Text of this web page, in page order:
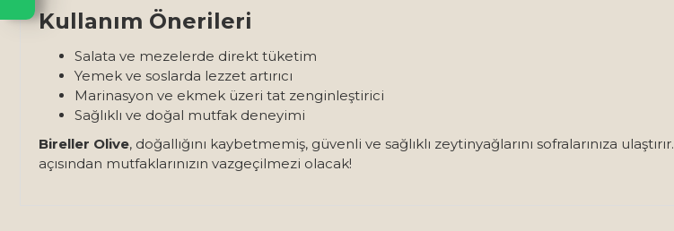
Kullanım Önerileri
Salata ve mezelerde direkt tüketim
Yemek ve soslarda lezzet artırıcı
Marinasyon ve ekmek üzeri tat zenginleştirici
Sağlıklı ve doğal mutfak deneyimi
Bireller Olive, doğallığını kaybetmemiş, güvenli ve sağlıklı zeytinyağlarını sofralarınıza ulaştırır.
açısından mutfaklarınızın vazgeçilmezi olacak!